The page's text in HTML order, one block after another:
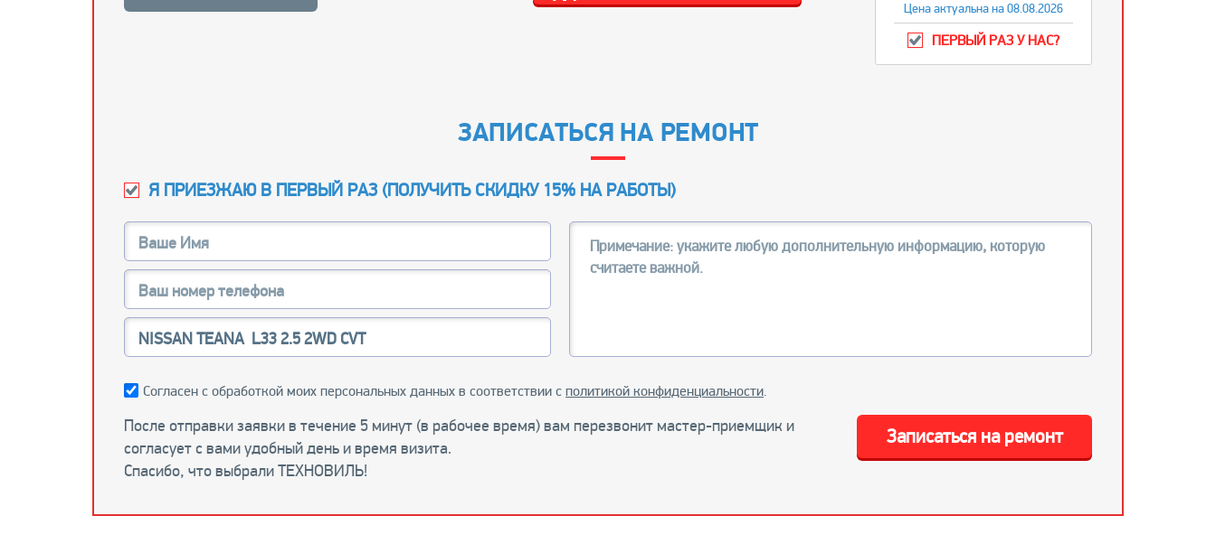
Цена актуальна на 08.08.2026
ПЕРВЫЙ РАЗ У НАС?
ЗАПИСАТЬСЯ НА РЕМОНТ
Я ПРИЕЗЖАЮ В ПЕРВЫЙ РАЗ (ПОЛУЧИТЬ СКИДКУ 15% НА РАБОТЫ)
Согласен с обработкой моих персональных данных в соответствии с политикой конфиденциальности.
После отправки заявки в течение 5 минут (в рабочее время) вам перезвонит мастер-приемщик и
согласует с вами удобный день и время визита.
Спасибо, что выбрали ТЕХНОВИЛЬ!
Записаться на ремонт